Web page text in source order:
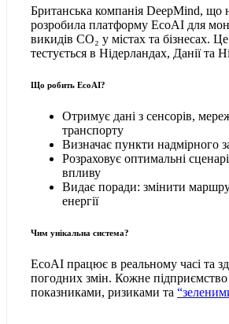
Британська компанія DeepMind, що
розробила платформу EcoAI для
викидів CO₂ у містах та бізнесах.
тестується в Нідерландах, Данії та
Що робить EcoAI?
Отримує дані з сенсорів,
транспорту
Визначає пункти надмірного
Розраховує оптимальні
впливу
Видає поради: змінити
енергії
Чим унікальна система?
EcoAI працює в реальному часі та
погодних змін. Кожне
показниками, ризиками та